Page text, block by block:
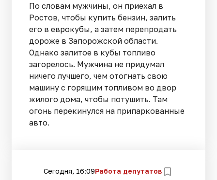
По словам мужчины, он приехал в
Ростов, чтобы купить бензин, залить
его в еврокубы, а затем перепродать
дороже в Запорожской области.
Однако залитое в кубы топливо
загорелось. Мужчина не придумал
ничего лучшего, чем отогнать свою
машину с горящим топливом во двор
жилого дома, чтобы потушить. Там
огонь перекинулся на припаркованные
авто.
Сегодня, 16:09Работа депутатов